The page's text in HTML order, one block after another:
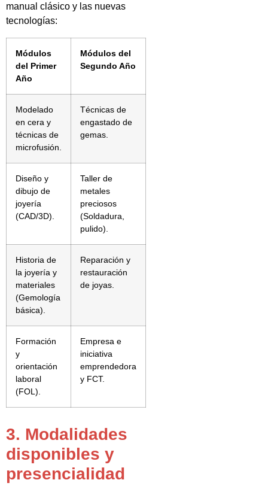
manual clásico y las nuevas
tecnologías:
Módulos
del Primer
Año
Módulos del
Segundo Año
Modelado
en cera y
técnicas de
microfusión.
Técnicas de
engastado de
gemas.
Diseño y
dibujo de
joyería
(CAD/3D).
Taller de
metales
preciosos
(Soldadura,
pulido).
Historia de
la joyería y
materiales
(Gemología
básica).
Reparación y
restauración
de joyas.
Formación
y
orientación
laboral
(FOL).
Empresa e
iniciativa
emprendedora
y FCT.
3. Modalidades
disponibles y
presencialidad